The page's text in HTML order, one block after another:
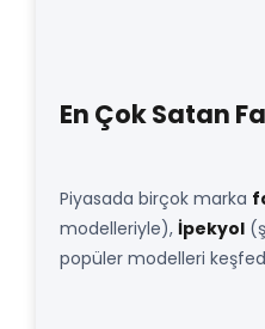
En Çok Satan
Piyasada birçok marka
modelleriyle), İpekyol
popüler modelleri